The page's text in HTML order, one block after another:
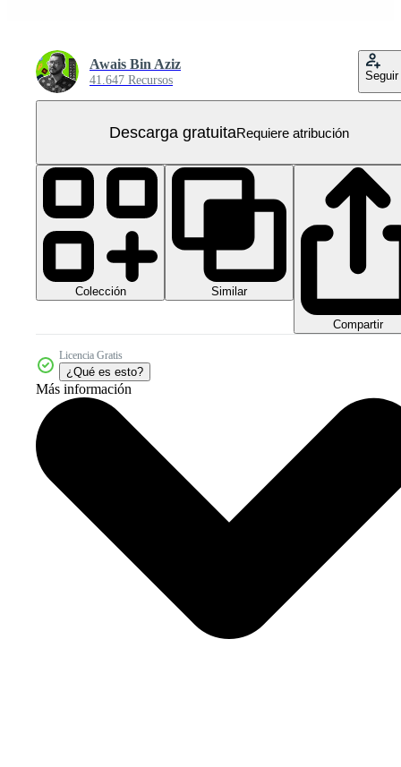
Awais Bin Aziz
41.647 Recursos Seguir
Descarga gratuitaRequiere atribución
Colección Similar
Compartir
Licencia Gratis
¿Qué es esto?
Más información